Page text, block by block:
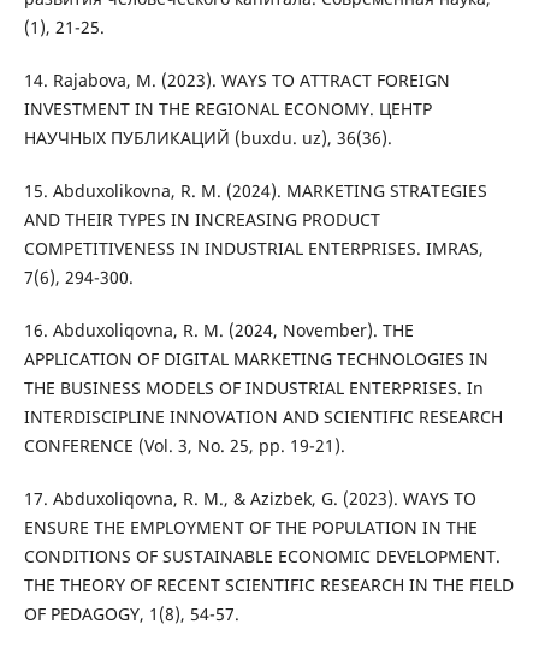
(1), 21-25.
14. Rajabova, M. (2023). WAYS TO ATTRACT FOREIGN
INVESTMENT IN THE REGIONAL ECONOMY. ЦЕНТР
НАУЧНЫХ ПУБЛИКАЦИЙ (buxdu. uz), 36(36).
15. Abduxolikovna, R. M. (2024). MARKETING STRATEGIES
AND THEIR TYPES IN INCREASING PRODUCT
COMPETITIVENESS IN INDUSTRIAL ENTERPRISES. IMRAS,
7(6), 294-300.
16. Abduxoliqovna, R. M. (2024, November). THE
APPLICATION OF DIGITAL MARKETING TECHNOLOGIES IN
THE BUSINESS MODELS OF INDUSTRIAL ENTERPRISES. In
INTERDISCIPLINE INNOVATION AND SCIENTIFIC RESEARCH
CONFERENCE (Vol. 3, No. 25, pp. 19-21).
17. Abduxoliqovna, R. M., & Azizbek, G. (2023). WAYS TO
ENSURE THE EMPLOYMENT OF THE POPULATION IN THE
CONDITIONS OF SUSTAINABLE ECONOMIC DEVELOPMENT.
THE THEORY OF RECENT SCIENTIFIC RESEARCH IN THE FIELD
OF PEDAGOGY, 1(8), 54-57.